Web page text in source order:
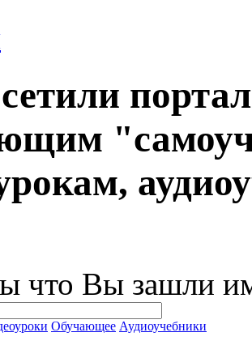
что Вы зашли
Обучающее Аудиоучебники